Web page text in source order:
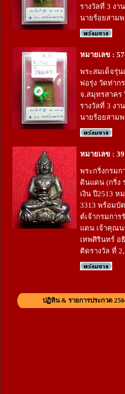
รางวัลที่ 3 งา
นายร้อยสาม
หมายเลข :
พระสมเด็จรุ่น
พ่อรุ่ง วัดท่าก
จ.สมุทรสาคร
รางวัลที่ 3 งา
นายร้อยสาม
หมายเลข :
พระกริ่งกรมก
ดินแดน (กริ่ง
เงิน ปี2513 ห
3313 พร้อมบั
ต์เจ้ากรมการ
แดน เจ้าคุณน
เทพศิรินทร์ อ
ติดรางวัล ที่
ปฏิทิน & รายการประกวด